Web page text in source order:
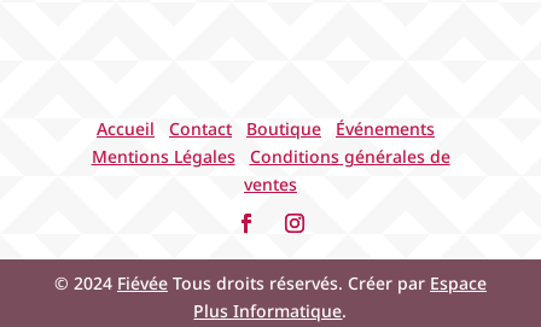
Accueil Contact Boutique
Événements
Mentions Légales
Conditions générales de
ventes
© 2024 FiévéeTous droits réservés. Créer par Espace
Plus Informatique.